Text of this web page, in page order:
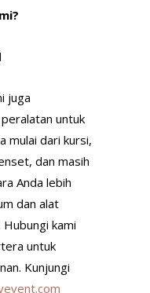
juga
untuk
mulai dari kursi,
dan masih
Anda lebih
dan alat
kami
untuk
Kunjungi